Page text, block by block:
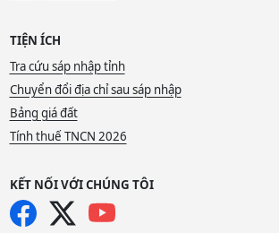
TIỆN ÍCH
Tra cứu sáp nhập tỉnh
Chuyển đổi địa chỉ sau sáp nhập
Bảng giá đất
Tính thuế TNCN 2026
KẾT NỐI VỚI CHÚNG TÔI